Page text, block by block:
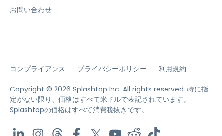
お問い合わせ
コンプライアンス プライバシーポリシー 利用規約
Copyright © 2026 Splashtop Inc. All rights reserved. 特に指
定がない限り、価格はすべて米ドルで表記されています。
Splashtopの価格はすべて消費税抜きです。